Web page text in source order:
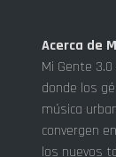
Acerca de
Mi Gente
donde los
música
convergen
los nuevos